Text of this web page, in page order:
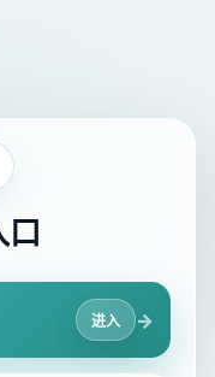
进入 →